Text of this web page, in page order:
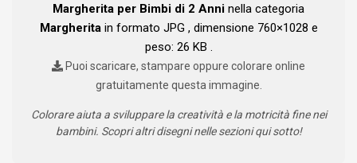
Margherita per Bimbi di 2 Anni nella categoria
Margheritain formato JPG , dimensione 760×1028 e
peso: 26 KB .
Puoi scaricare, stampare oppure colorare online
gratuitamente questa immagine.
Colorare aiuta a sviluppare la creatività e la motricità fine nei
bambini. Scopri altri disegni nelle sezioni qui sotto!